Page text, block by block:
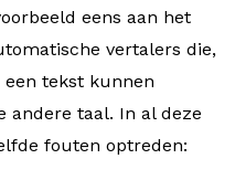
eens aan het
vertalers die,
tekst kunnen
andere taal. In al deze
fouten optreden: